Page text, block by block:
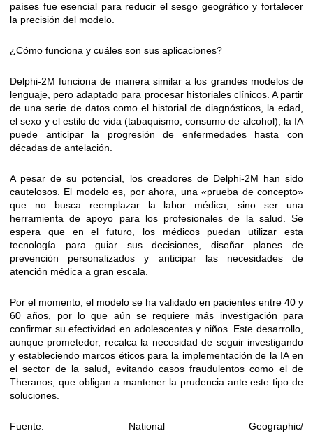
países fue esencial para reducir el sesgo geográfico y fortalecer
la precisión del modelo.
¿Cómo funciona y cuáles son sus aplicaciones?
Delphi-2M funciona de manera similar a los grandes modelos de
lenguaje, pero adaptado para procesar historiales clínicos. A partir
de una serie de datos como el historial de diagnósticos, la edad,
el sexo y el estilo de vida (tabaquismo, consumo de alcohol), la IA
puede anticipar la progresión de enfermedades hasta con
décadas de antelación.
A pesar de su potencial, los creadores de Delphi-2M han sido
cautelosos. El modelo es, por ahora, una «prueba de concepto»
que no busca reemplazar la labor médica, sino ser una
herramienta de apoyo para los profesionales de la salud. Se
espera que en el futuro, los médicos puedan utilizar esta
tecnología para guiar sus decisiones, diseñar planes de
prevención personalizados y anticipar las necesidades de
atención médica a gran escala.
Por el momento, el modelo se ha validado en pacientes entre 40 y
60 años, por lo que aún se requiere más investigación para
confirmar su efectividad en adolescentes y niños. Este desarrollo,
aunque prometedor, recalca la necesidad de seguir investigando
y estableciendo marcos éticos para la implementación de la IA en
el sector de la salud, evitando casos fraudulentos como el de
Theranos, que obligan a mantener la prudencia ante este tipo de
soluciones.
Fuente: National Geographic/